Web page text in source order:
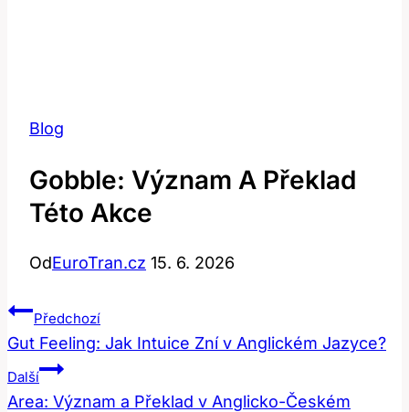
Blog
Gobble: Význam A Překlad
Této Akce
OdEuroTran.cz 15. 6. 2026
Navigace
Pro
Příspěvek
Předchozí
Gut Feeling: Jak Intuice Zní v Anglickém Jazyce?
Další
Area: Význam a Překlad v Anglicko-Českém